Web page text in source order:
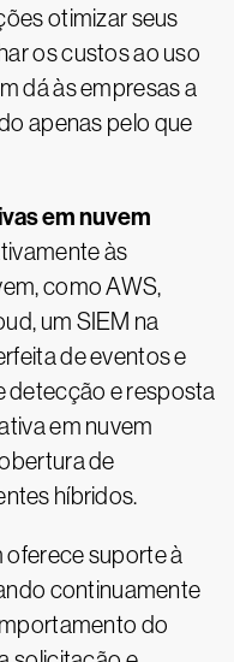
otimizar seus
os custos ao uso
dá às empresas a
apenas pelo que
em nuvem
às
como AWS,
um SIEM na
de eventos e
detecção e resposta
em nuvem
de
híbridos.
oferece suporte à
continuamente
do